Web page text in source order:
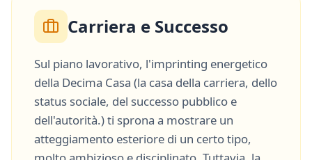
Carriera e Successo
Sul piano lavorativo, l'imprinting energetico
della Decima Casa (la casa della carriera, dello
status sociale, del successo pubblico e
dell'autorità.) ti sprona a mostrare un
atteggiamento esteriore di un certo tipo,